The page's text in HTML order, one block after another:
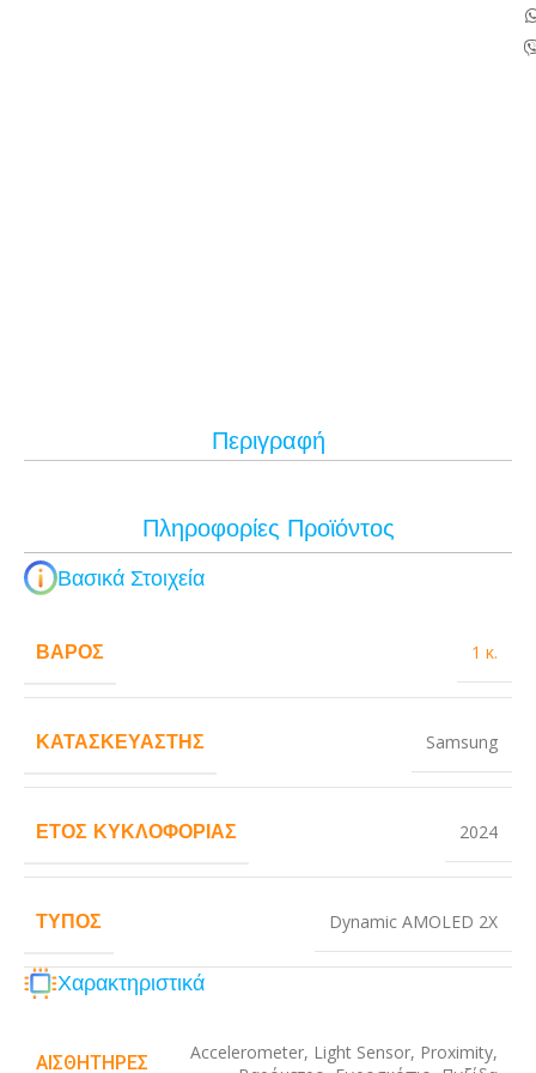
Περιγραφή
Πληροφορίες Προϊόντος
Βασικά Στοιχεία
ΒΆΡΟΣ 1 κ.
ΚΑΤΑΣΚΕΥΑΣΤΉΣ Samsung
ΈΤΟΣ ΚΥΚΛΟΦΟΡΊΑΣ 2024
ΤΎΠΟΣ Dynamic AMOLED 2X
Χαρακτηριστικά
ΑΙΣΘΗΤΉΡΕΣ Accelerometer, Light Sensor, Proximity,